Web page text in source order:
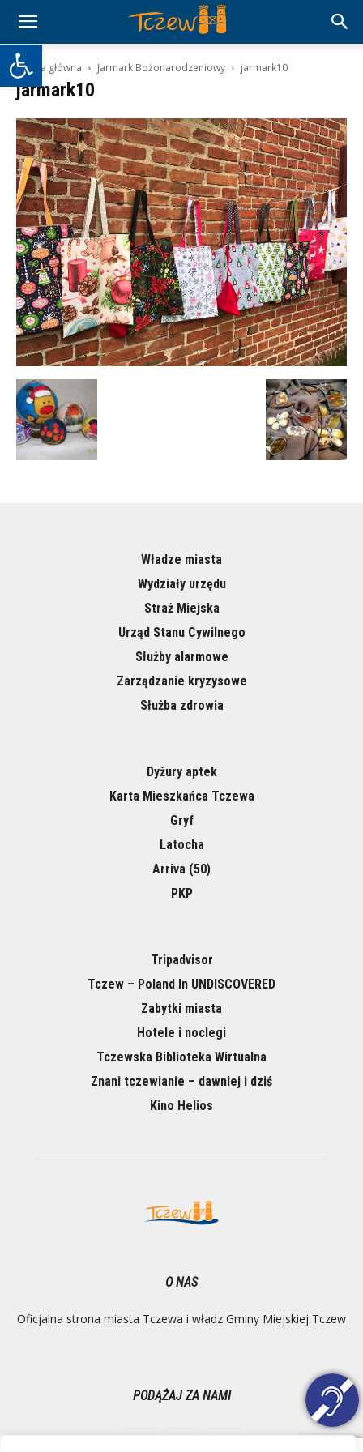
Otwórz pasek narzędzi
Strona główna Jarmark Bożonarodzeniowy jarmark10
jarmark10
Władze miasta
Wydziały urzędu
Straż Miejska
Urząd Stanu Cywilnego
Służby alarmowe
Zarządzanie kryzysowe
Służba zdrowia
Dyżury aptek
Karta Mieszkańca Tczewa
Gryf
Latocha
Arriva (50)
PKP
Tripadvisor
Tczew – Poland In UNDISCOVERED
Zabytki miasta
Hotele i noclegi
Tczewska Biblioteka Wirtualna
Znani tczewianie – dawniej i dziś
Kino Helios
O NAS
Oficjalna strona miasta Tczewa i władz Gminy Miejskiej Tczew
PODĄŻAJ ZA NAMI